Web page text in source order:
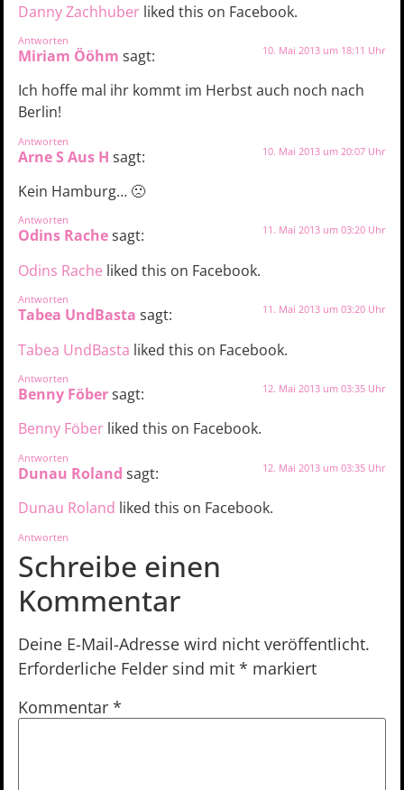
Danny Zachhuber liked this on Facebook.
Antworten
Miriam Ööhm sagt: 10. Mai 2013 um 18:11 Uhr
Ich hoffe mal ihr kommt im Herbst auch noch nach
Berlin!
Antworten
Arne S Aus H sagt: 10. Mai 2013 um 20:07 Uhr
Kein Hamburg… 🙁
Antworten
Odins Rachesagt: 11. Mai 2013 um 03:20 Uhr
Odins Rache liked this on Facebook.
Antworten
Tabea UndBasta sagt: 11. Mai 2013 um 03:20 Uhr
Tabea UndBasta liked this on Facebook.
Antworten
Benny Föbersagt: 12. Mai 2013 um 03:35 Uhr
Benny Föber liked this on Facebook.
Antworten
Dunau Roland sagt: 12. Mai 2013 um 03:35 Uhr
Dunau Roland liked this on Facebook.
Antworten
Schreibe einen
Kommentar
Deine E-Mail-Adresse wird nicht veröffentlicht.
Erforderliche Felder sind mit * markiert
Kommentar *